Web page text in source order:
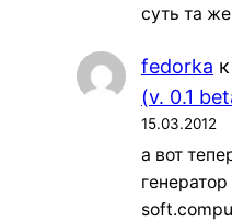
суть та
fedorka к
(v. 0.1
15.03.2012
а вот